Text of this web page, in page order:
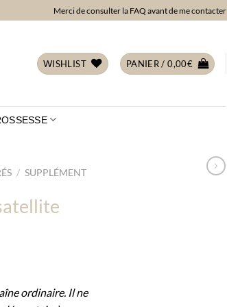
Merci de consulter la FAQ avant de me contacter
WISHLIST PANIER /0,00€
/ SUPPLÉMENT
ordinaire. Il ne